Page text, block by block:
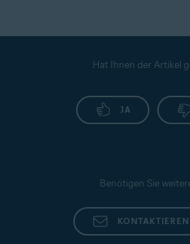
Hat Ihnen der Artikel
JA
Benötigen Sie